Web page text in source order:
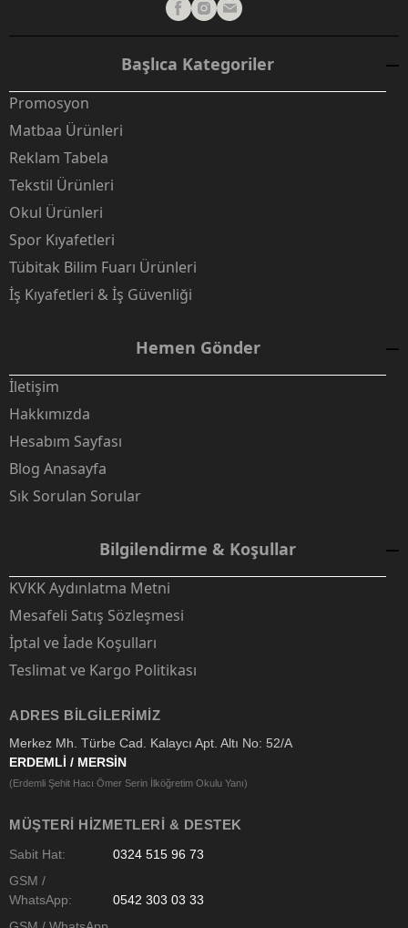
Başlıca Kategoriler
Promosyon
Matbaa Ürünleri
Reklam Tabela
Tekstil Ürünleri
Okul Ürünleri
Spor Kıyafetleri
Tübitak Bilim Fuarı Ürünleri
İş Kıyafetleri & İş Güvenliği
Hemen Gönder
İletişim
Hakkımızda
Hesabım Sayfası
Blog Anasayfa
Sık Sorulan Sorular
Bilgilendirme & Koşullar
KVKK Aydınlatma Metni
Mesafeli Satış Sözleşmesi
İptal ve İade Koşulları
Teslimat ve Kargo Politikası
ADRES BILGILERIMIZ
Merkez Mh. Türbe Cad. Kalaycı Apt. Altı No: 52/A
ERDEMLİ / MERSİN
(Erdemli Şehit Hacı Ömer Serin İlköğretim Okulu Yanı)
MÜŞTERI HIZMETLERI & DESTEK
Sabit Hat:
0324 515 96 73
GSM /
WhatsApp:
0542 303 03 33